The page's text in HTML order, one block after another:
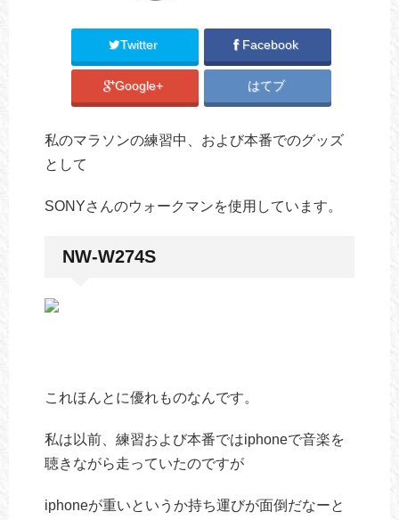
Twitter Facebook
Google+ はてブ
私のマラソンの練習中、および本番でのグッズ
として
SONYさんのウォークマンを使用しています。
NW-W274S
これほんとに優れものなんです。
私は以前、練習および本番ではiphoneで音楽を
聴きながら走っていたのですが
iphoneが重いというか持ち運びが面倒だなーと